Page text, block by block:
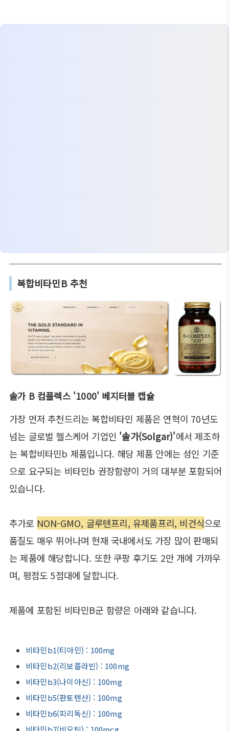
복합비타민B 추천
솔가 B 컴플렉스 '1000' 베지터블 캡슐
가장 먼저 추천드리는 복합비타민 제품은 연혁이 70년도
넘는 글로벌 헬스케어 기업인 '솔가(Solgar)'에서 제조하
는 복합비타민b 제품입니다. 해당 제품 안에는 성인 기준
으로 요구되는 비타민b 권장함량이 거의 대부분 포함되어
있습니다.
추가로 NON-GMO, 글루텐프리, 유제품프리, 비건식으로
품질도 매우 뛰어나며 현재 국내에서도 가장 많이 판매되
는 제품에 해당합니다. 또한 쿠팡 후기도 2만 개에 가까우
며, 평점도 5점대에 달합니다.
제품에 포함된 비타민B군 함량은 아래와 같습니다.
비타민b1(티아민) : 100mg
비타민b2(리보플라빈) : 100mg
비타민b3(나이아신) : 100mg
비타민b5(판토텐산) : 100mg
비타민b6(피리독신) : 100mg